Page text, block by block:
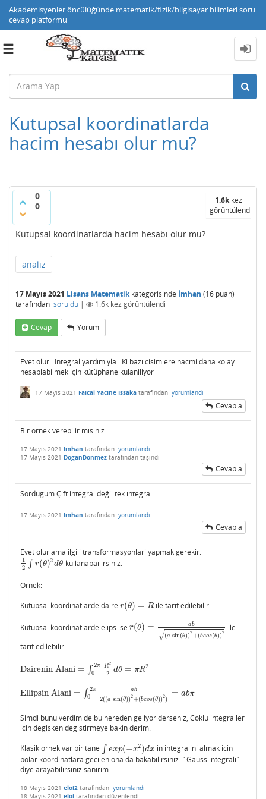
Akademisyenler öncülüğünde matematik/fizik/bilgisayar bilimleri soru
cevap platformu
Toggle
Kutupsal koordinatlarda
hacim hesabı olur mu?
0
0
1.6kkez
görüntülendi
Kutupsal koordinatlarda hacim hesabı olur mu?
analiz
17 Mayıs 2021 Lisans Matematikkategorisinde İmhan (16 puan)
tarafından soruldu | 1.6k kez görüntülendi
Cevap Yorum
Evet olur.. İntegral yardımıyla.. Ki bazı cisimlere hacmi daha kolay
hesaplabilmek için kütüphane kulaniliyor
17 Mayıs 2021 Faical Yacine Issaka tarafından yorumlandı
Cevapla
Bır ornek verebilir mısınız
17 Mayıs 2021 İmhan tarafından yorumlandı
17 Mayıs 2021 DoganDonmez tarafından taşındı
Cevapla
Sordugum Çift integral değil tek ıntegral
17 Mayıs 2021 İmhan tarafından yorumlandı
Cevapla
Evet olur ama ilgili transformasyonlari yapmak gerekir.
1
2
∫ r(θ)2dθ
12 ∫r(θ)2dθ kullanabailirsiniz.
Ornek:
Kutupsal koordinatlarde daire r(θ) = R
r(θ)= R ile tarif edilebilir.
Kutupsal koordinatlarde elips ise r(θ) = ab
(a sin(θ))2+(bcos(θ))2
√
r(θ)= ab asin(θ))2+(bcos(θ))2 ile
tarif edilebilir.
Dairenin Alani = ∫ 2π
0
R2
2
dθ = πR2
Dairenin Alani=∫0 2π R22 dθ=πR2
Ellipsin Alani = ∫ 2π
0
ab
2((a sin(θ))2+(bcos(θ))2)
= abπ
Ellipsin Alani=∫0 2π ab2( asin(θ))2+(bcos(θ))2) ab π
Simdi bunu verdim de bu nereden geliyor derseniz, Coklu integraller
icin degisken degistirmeye bakin derim.
Klasik ornek var bir tane ∫ exp(−x2)dx
∫exp(−x2)dx
in integralini almak icin
polar koordinatlara gecilen ona da bakabilirsiniz. `Gauss integrali`
diye arayabilirsiniz sanirim
18 Mayıs 2021 eloi2 tarafından yorumlandı
18 Mayıs 2021 eloi tarafından düzenlendi